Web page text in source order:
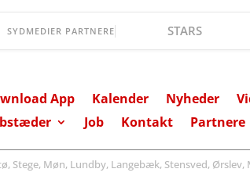
SYDMEDIER PARTNERE Øernes Revision
App Kalender Nyheder
Job Kontakt Partnere
Møn, Lundby, Langebæk, Stensved, Ørslev,